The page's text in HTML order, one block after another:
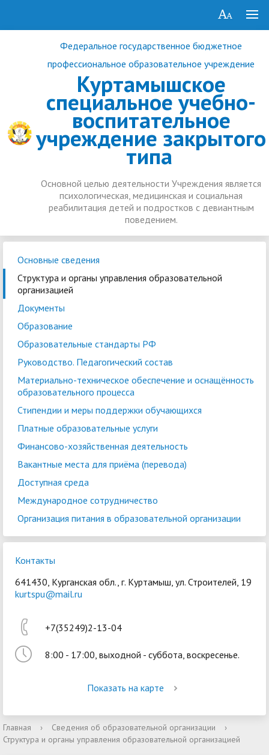
Федеральное государственное бюджетное
профессиональное образовательное учреждение
Куртамышское
специальное учебно-
воспитательное
учреждение закрытого
типа
Основной целью деятельности Учреждения является
психологическая, медицинская и социальная
реабилитация детей и подростков с девиантным
поведением.
Войти
Основные сведения
Структура и органы управления образовательной
организацией
Документы
Образование
Образовательные стандарты РФ
Руководство. Педагогический состав
Материально-техническое обеспечение и оснащённость
образовательного процесса
Стипендии и меры поддержки обучающихся
Платные образовательные услуги
Финансово-хозяйственная деятельность
Вакантные места для приёма (перевода)
Доступная среда
Международное сотрудничество
Организация питания в образовательной организации
Контакты
641430, Курганская обл., г. Куртамыш, ул. Строителей, 19
kurtspu@mail.ru
+7(35249)2-13-04
8:00 - 17:00, выходной - суббота, воскресенье.
Показать на карте
Главная › Сведения об образовательной организации
›
Структура и органы управления образовательной организацией